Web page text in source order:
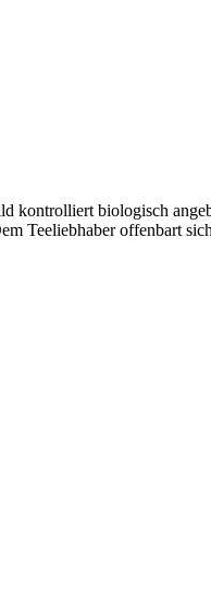
kontrolliert biologisch
Teeliebhaber offenbart